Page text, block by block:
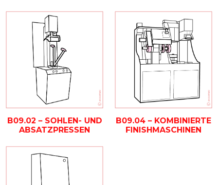
B09.02 – SOHLEN- UND
ABSATZPRESSEN
B09.04 – KOMBINIERTE
FINISHMASCHINEN